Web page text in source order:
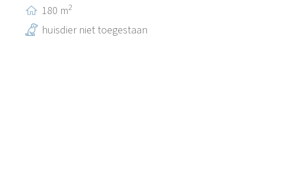
180 m2
huisdier niet toegestaan